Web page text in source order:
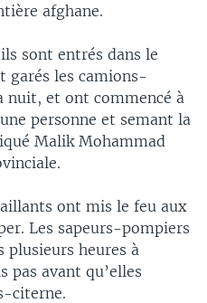
afghane.
sont entrés dans le
garés les camions-
nuit, et ont commencé à
personne et semant la
Malik Mohammad
ont mis le feu aux
Les sapeurs-pompiers
plusieurs heures à
pas avant qu’elles
citerne.